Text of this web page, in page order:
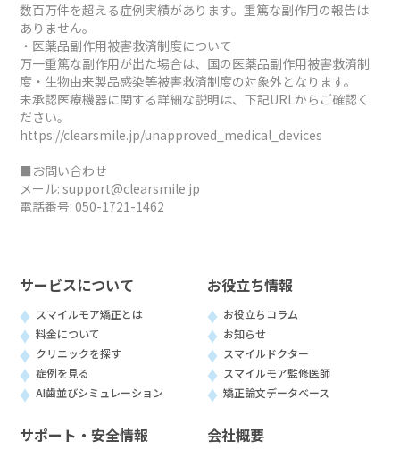
数百万件を超える症例実績があります。重篤な副作用の報告は
ありません。
・医薬品副作用被害救済制度について
万一重篤な副作用が出た場合は、国の医薬品副作用被害救済制
度・生物由来製品感染等被害救済制度の対象外となります。
未承認医療機器に関する詳細な説明は、下記URLからご確認く
ださい。
https://clearsmile.jp/unapproved_medical_devices
■お問い合わせ
メール: support@clearsmile.jp
電話番号: 050-1721-1462
サービスについて
スマイルモア矯正とは
料金について
クリニックを探す
症例を見る
AI歯並びシミュレーション
お役立ち情報
お役立ちコラム
お知らせ
スマイルドクター
スマイルモア監修医師
矯正論文データベース
サポート・安全情報 会社概要